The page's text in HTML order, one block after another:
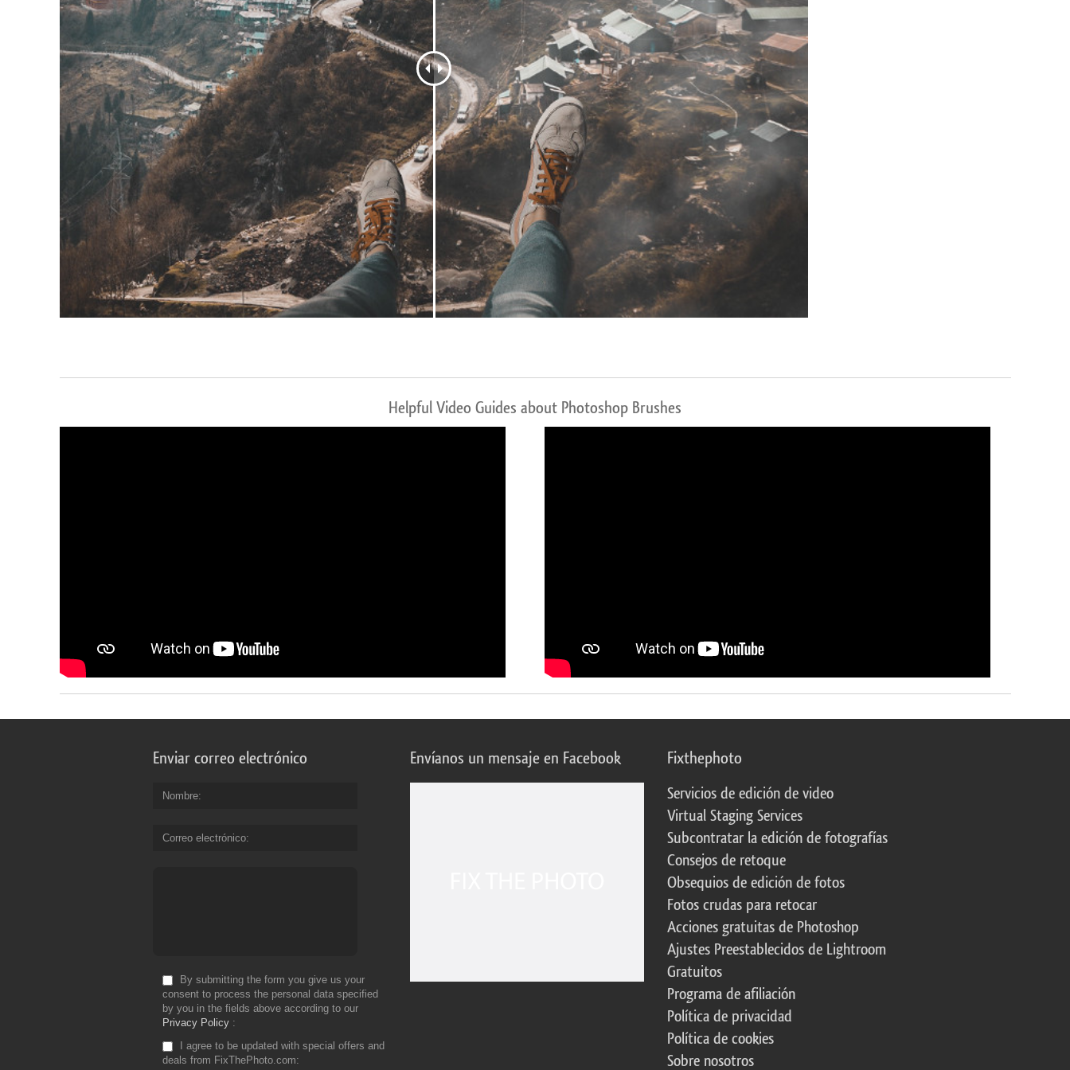
Servicios de Retoque de
Producto
Servicios de Retoque de Joyas Datos de Entrenamiento de IA Video Editing Services
Helpful Video Guides about Photoshop Brushes
Enviar correo electrónico
Nombre
Correo electrónico
By submitting the form you give us your
consent to process the personal data specified
by you in the fields above according to our
Privacy Policy
I agree to be updated with special offers and
deals from FixThePhoto.com
Envíanos un mensaje en Facebook Fixthephoto
Servicios de edición de video
Virtual Staging Services
Subcontratar la edición de fotografías
Consejos de retoque
Obsequios de edición de fotos
Fotos crudas para retocar
Acciones gratuitas de Photoshop
Ajustes Preestablecidos de Lightroom
Gratuitos
Programa de afiliación
Política de privacidad
Política de cookies
Sobre nosotros